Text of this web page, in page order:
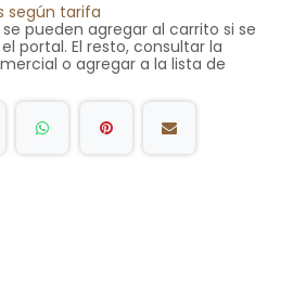
según tarifa
pueden agregar al carrito si se
portal. El resto, consultar la
o agregar a la lista de